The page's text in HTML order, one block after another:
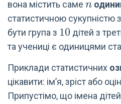
вона містить саме n
n
статистичною сукупністю
бути група з 10
10 дітей з
та учениці є одиницями
Приклади статистичних
цікавити: ім’я, зріст або
Припустімо, що імена